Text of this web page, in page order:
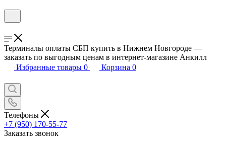
Терминалы оплаты СБП купить в Нижнем Новгороде —
заказать по выгодным ценам в интернет-магазине Анкилл
Избранные товары 0 Корзина 0
Телефоны
+7 (950) 170-55-77
Заказать звонок